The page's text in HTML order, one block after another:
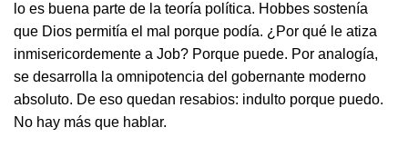
lo es buena parte de la teoría política. Hobbes sostenía
que Dios permitía el mal porque podía. ¿Por qué le atiza
inmisericordemente a Job? Porque puede. Por analogía,
se desarrolla la omnipotencia del gobernante moderno
absoluto. De eso quedan resabios: indulto porque puedo.
No hay más que hablar.